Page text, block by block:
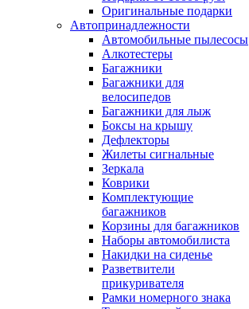
Оригинальные подарки
Автопринадлежности
Автомобильные пылесосы
Алкотестеры
Багажники
Багажники для
велосипедов
Багажники для лыж
Боксы на крышу
Дефлекторы
Жилеты сигнальные
Зеркала
Коврики
Комплектующие
багажников
Корзины для багажников
Наборы автомобилиста
Накидки на сиденье
Разветвители
прикуривателя
Рамки номерного знака